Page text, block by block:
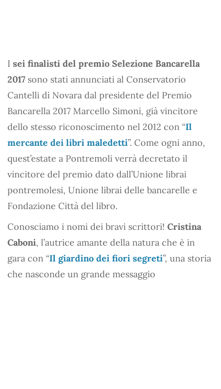
I sei finalisti del premio Selezione Bancarella
2017 sono stati annunciati al Conservatorio
Cantelli di Novara dal presidente del Premio
Bancarella 2017 Marcello Simoni, già vincitore
dello stesso riconoscimento nel 2012 con “Il
mercante dei libri maledetti”. Come ogni anno,
quest’estate a Pontremoli verrà decretato il
vincitore del premio dato dall’Unione librai
pontremolesi, Unione librai delle bancarelle e
Fondazione Città del libro.
Conosciamo i nomi dei bravi scrittori! Cristina
Caboni, l’autrice amante della natura che è in
gara con “Il giardino dei fiori segreti”, una storia
che nasconde un grande messaggio